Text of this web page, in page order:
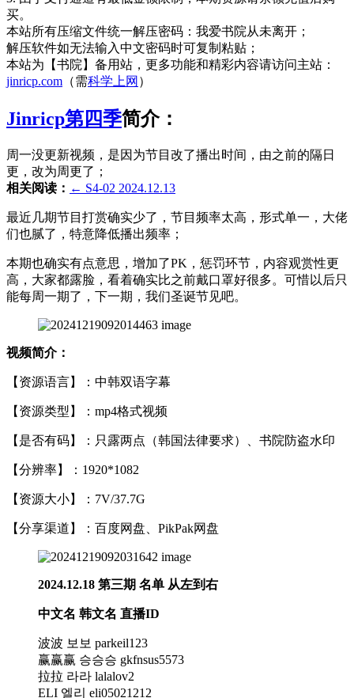
买。
本站所有压缩文件统一解压密码：我爱书院从未离开；
解压软件如无法输入中文密码时可复制粘贴；
本站为【书院】备用站，更多功能和精彩内容请访问主站：
jinricp.com （需科学上网 ）
Jinricp第四季简介：
周一没更新视频，是因为节目改了播出时间，由之前的隔日
更，改为周更了；
相关阅读： ← S4-02 2024.12.13
最近几期节目打赏确实少了，节目频率太高，形式单一，大佬
们也腻了，特意降低播出频率；
本期也确实有点意思，增加了PK，惩罚环节，内容观赏性更
高，大家都露脸，看着确实比之前戴口罩好很多。可惜以后只
能每周一期了，下一期，我们圣诞节见吧。
视频简介：
【资源语言】：中韩双语字幕
【资源类型】：mp4格式视频
【是否有码】：只露两点（韩国法律要求）、书院防盗水印
【分辨率】：1920*1082
【资源大小】：7V/37.7G
【分享渠道】：百度网盘、PikPak网盘
2024.12.18 第三期 名单 从左到右
中文名 韩文名 直播ID
波波 보보 parkeil123
赢赢赢 승승승 gkfnsus5573
拉拉 라라 lalalov2
ELI 엘리 eli05021212